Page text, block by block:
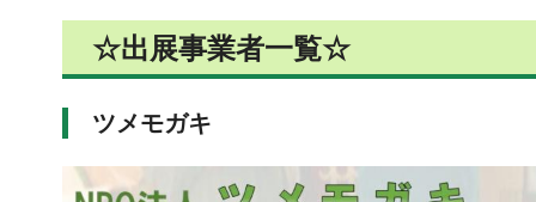
☆出展事業者一覧☆
ツメモガキ